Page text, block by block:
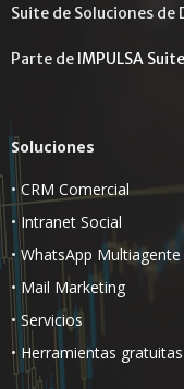
Suite de Soluciones
Parte de IMPULSA Suite
Soluciones
•CRM Comercial
• Intranet Social
• WhatsApp Multiagente
• Mail Marketing
• Servicios
• Herramientas gratuitas